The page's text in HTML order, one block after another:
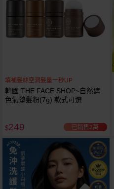
填補髮絲空洞髮量一秒UP
韓國 THE FACE SHOP~自然遮
色氣墊髮粉(7g) 款式可選
$249 已銷售3萬